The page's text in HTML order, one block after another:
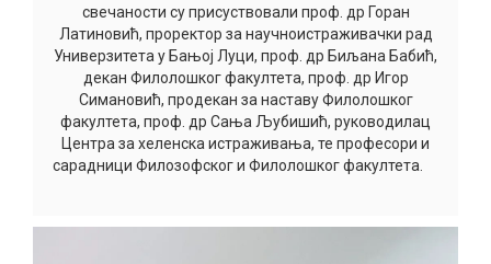
свечаности су присуствовали проф. др Горан
Латиновић, проректор за научноистраживачки рад
Универзитета у Бањој Луци, проф. др Биљана Бабић,
декан Филолошког факултета, проф. др Игор
Симановић, продекан за наставу Филолошког
факултета, проф. др Сања Љубишић, руководилац
Центра за хеленска истраживања, те професори и
сарадници Филозофског и Филолошког факултета.